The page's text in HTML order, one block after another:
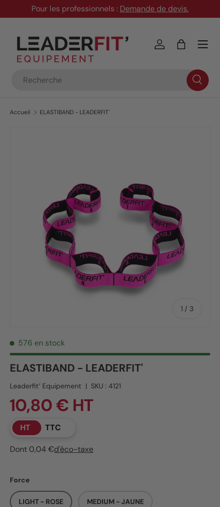
Aller au contenu
Pour les professionnels : Demande de devis.
Se connecter
Panier
Menu
Accueil ELASTIBAND - LEADERFIT'
1 / de
3
576 en stock
ELASTIBAND - LEADERFIT'
Leaderfit’ Equipement | SKU : 4121
10,80 € HT
HT TTC
Dont 0,04 €d'éco-taxe
Force
LIGHT - ROSE MEDIUM - JAUNE